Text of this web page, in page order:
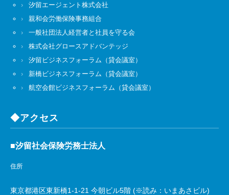
汐留エージェント株式会社
親和会労働保険事務組合
一般社団法人経営者と社員を守る会
株式会社グロースアドバンテッジ
汐留ビジネスフォーラム（貸会議室）
新橋ビジネスフォーラム（貸会議室）
航空会館ビジネスフォーラム（貸会議室）
◆アクセス
■汐留社会保険労務士法人
住所
東京都港区東新橋1-1-21 今朝ビル5階 (※読み：いまあさビル)